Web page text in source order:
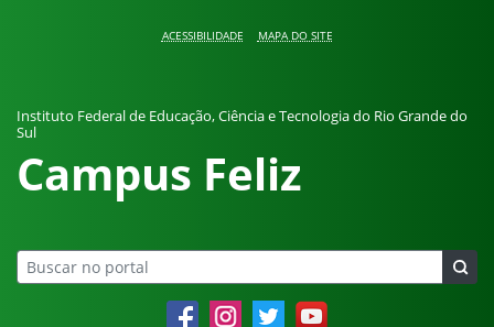
ACESSIBILIDADE MAPA DO SITE
Instituto Federal de Educação, Ciência e Tecnologia do Rio Grande do
Sul
Campus Feliz
FacebookInstagramTwitter YouTube